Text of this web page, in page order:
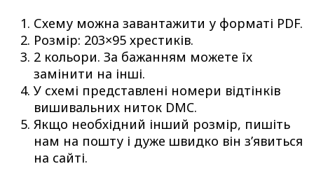
Схему можна завантажити у форматі PDF.
Розмір: 203×95 хрестиків.
2 кольори. За бажанням можете їх
замінити на інші.
У схемі представлені номери відтінків
вишивальних ниток DMC.
Якщо необхідний інший розмір, пишіть
нам на пошту і дуже швидко він з’явиться
на сайті.